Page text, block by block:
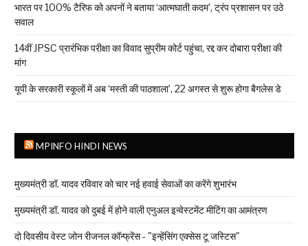
भारत पर 100% टैरिफ को अपनों ने बताया ‘आत्मघाती कदम’, ट्रंप प्रशासन पर उठे
सवाल
14वीं JPSC प्रारंभिक परीक्षा का विवाद सुप्रीम कोर्ट पहुंचा, रद्द कर दोबारा परीक्षा की
मांग
यूपी के सरकारी स्कूलों में अब ‘मस्ती की पाठशाला’, 22 अगस्त से शुरू होगा बैगलेस डे
MPINFO HINDI NEWS
मुख्यमंत्री डॉ. यादव रविवार को चार नई हवाई सेवाओं का करेंगे शुभारंभ
मुख्यमंत्री डॉ. यादव को दुबई में होने वाली एनुअल इन्वेस्टमेंट मीटिंग का आमंत्रण
दो दिवसीय वेस्ट जोन रीजनल कॉन्फ्रेंस - "इन्हेंसिंग एक्सेस टू जस्टिस"